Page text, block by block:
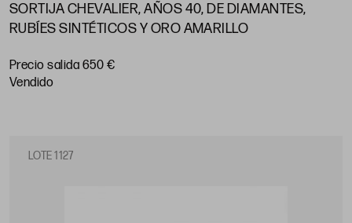
SORTIJA CHEVALIER, AÑOS 40, DE DIAMANTES,
RUBÍES SINTÉTICOS Y ORO AMARILLO
Precio salida 650 €
vendido
LOTE 1127